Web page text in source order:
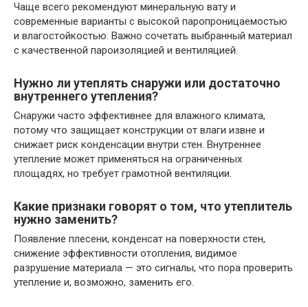
Чаще всего рекомендуют минеральную вату и
современные варианты с высокой паропроницаемостью
и влагостойкостью. Важно сочетать выбранный материал
с качественной пароизоляцией и вентиляцией.
Нужно ли утеплять снаружи или достаточно
внутреннего утепления?
Снаружи часто эффективнее для влажного климата,
потому что защищает конструкции от влаги извне и
снижает риск конденсации внутри стен. Внутреннее
утепление может применяться на ограниченных
площадях, но требует грамотной вентиляции.
Какие признаки говорят о том, что утеплитель
нужно заменить?
Появление плесени, конденсат на поверхности стен,
снижение эффективности отопления, видимое
разрушение материала — это сигналы, что пора проверить
утепление и, возможно, заменить его.